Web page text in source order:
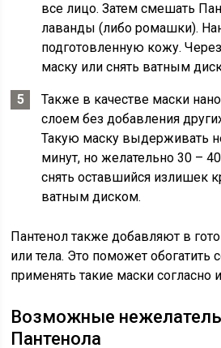
все лицо. Затем смешать
лаванды (либо ромашки).
подготовленную кожу.
маску или снять ватным
Также в качестве маски
слоем без добавления
Такую маску выдерживать
минут, но желательно 30 –
снять оставшийся излишек
ватным диском.
Пантенол также добавляют в
или тела. Это поможет обогатить
применять такие маски согласно
Возможные
Пантенола